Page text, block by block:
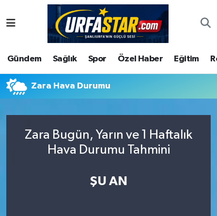
Gündem Sağlık Spor Özel Haber Eğitim
Zara Hava Durumu
Zara Bugün, Yarın ve 1 Haftalık
Hava Durumu Tahmini
ŞU AN
ASAYİS
ÇEVRE
DUNYA
Ekonomi
Şanlıurfa Nöbetçi Eczaneler
Şanlıurfa Hava Durumu
Şanlıurfa Namaz Vakitleri
Süper Lig Puan Durumu ve Fikstür
Son Dakika Haberleri